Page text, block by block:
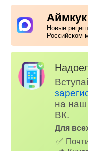
Новые
Российском
на наш
ВК.
Для
✅